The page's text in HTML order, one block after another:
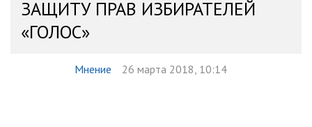
ЗАЩИТУ ПРАВ ИЗБИРАТЕЛЕЙ
«ГОЛОС»
Мнение 26 марта 2018, 10:14